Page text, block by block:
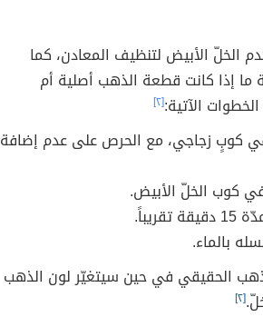
الأبيض لتنظيف المعادن، كما
إذا كانت قطعة الذهب أصلية أم
الآتية:[٢]
كوبٍ زجاجي، مع الحرص على عدم إضافة
كوب الخلّ الأبيض.
بالماء.
الحقيقي في حين سيتغيّر لون الذهب
[٢]